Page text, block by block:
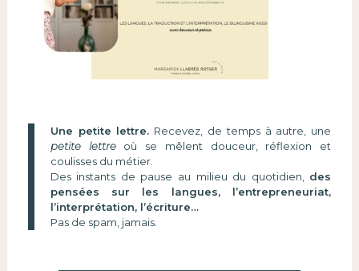
Une petite lettre. Recevez, de temps à autre, une
petite lettreoù se mêlent douceur, réflexion et
coulisses du métier.
Des instants de pause au milieu du quotidien, des
pensées sur les langues, l’entrepreneuriat,
l’interprétation, l’écriture…
Pas de spam, jamais.